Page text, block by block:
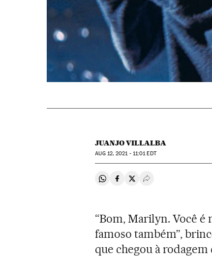
JUANJO VILLALBA
AUG12, 2021 - 11:01EDT
Compartir en Whatsapp
Compartir en Facebook
Compartir en Twitter
Desplegar Redes
“Bom, Marilyn. Você é
famoso também”,
que chegou à rodagem